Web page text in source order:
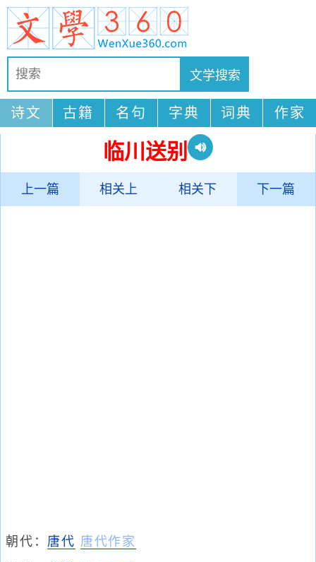
诗文 古籍 名句 字典 词典 作家
临川送别
上一篇 相关上 相关下 下一篇
朝代： 唐代 唐代作家